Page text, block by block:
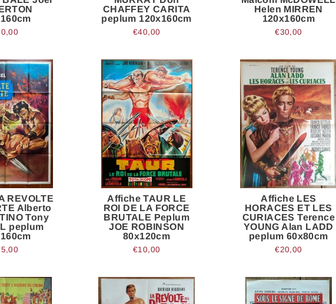
CHAFFEY CARITA
peplum 120x160cm
€40,00
Helen MIRREN
120x160cm
€30,00
REVOLTE
Alberto
Tony
peplum
Affiche TAUR LE
ROI DE LA FORCE
BRUTALE Peplum
JOE ROBINSON
80x120cm
€10,00
Affiche LES
HORACES ET LES
CURIACES Terence
YOUNG Alan LADD
peplum 60x80cm
€20,00